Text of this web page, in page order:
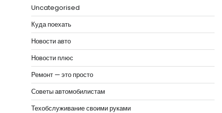
Uncategorised
Куда поехать
Новости авто
Новости плюс
Ремонт — это просто
Советы автомобилистам
Техобслуживание своими руками